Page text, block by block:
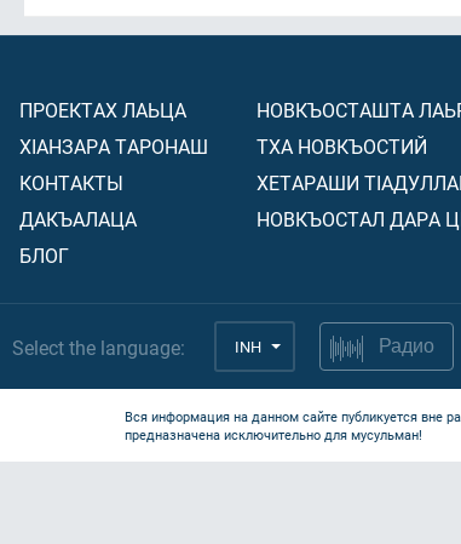
ПРОЕКТАХ ЛАЬЦА
ХIАНЗАРА ТАРОНАШ
КОНТАКТЫ
ДАКЪАЛАЦА
БЛОГ
НОВКЪОСТАШТА
ТХА НОВКЪОСТИЙ
ХЕТАРАШИ
НОВКЪОСТАЛ ДАРА
Select the language: INH Радио
Вся информация на данном сайте публикуется вне
предназначена исключительно для мусульман!